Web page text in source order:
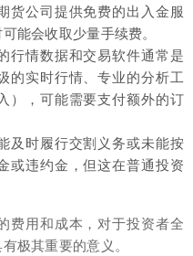
货公司提供免费的出入金服
能会收取少量手续费。
行情数据和交易软件通常是
的实时行情、专业的分析工
），可能需要支付额外的订
及时履行交割义务或未能按
或违约金，但这在普通投资
费用和成本，对于投资者全
极其重要的意义。